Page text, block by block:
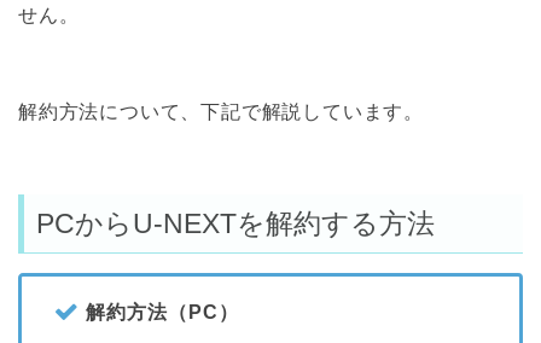
せん。
解約方法について、下記で解説しています。
PCからU-NEXTを解約する方法
解約方法（PC）